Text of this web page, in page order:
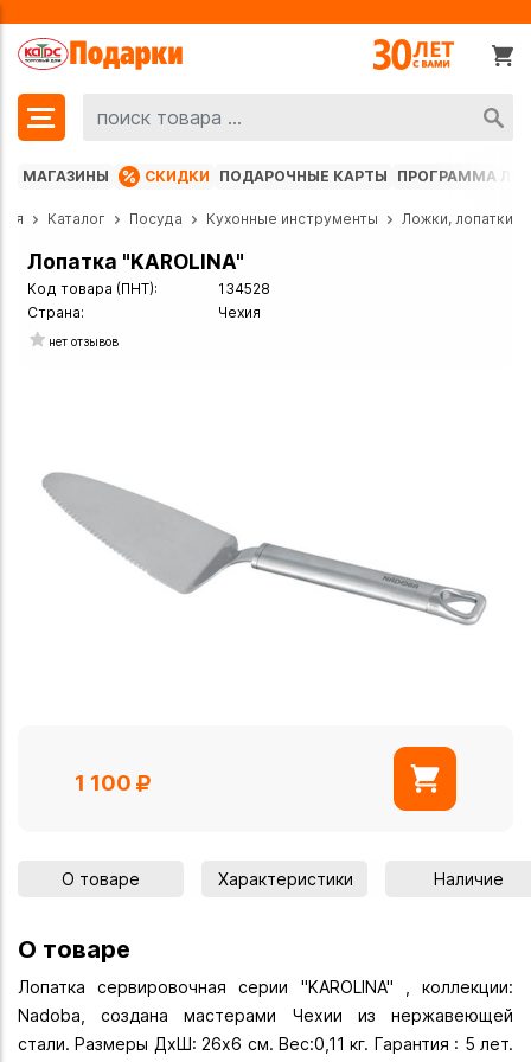
МАГАЗИНЫ СКИДКИ ПОДАРОЧНЫЕ КАРТЫ ПРОГРАММА
Каталог Посуда Кухонные инструменты Ложки, лопатки
Лопатка "KAROLINA"
Код товара (ПНТ):
134528
Страна:
Чехия
нет отзывов
1 100
О товаре Характеристики Наличие
О товаре
Лопатка сервировочная серии "KAROLINA" , коллекции:
Nadoba, создана мастерами Чехии из нержавеющей
стали. Размеры ДхШ: 26х6 см. Вес:0,11 кг. Гарантия : 5 лет.